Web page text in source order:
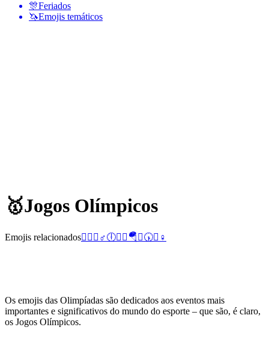
🎊Feriados
🦄Emojis temáticos
🥇Jogos Olímpicos
Emojis relacionados🏋️‍♂️ 🎈 ♂️🕕🏊‍♀️ 🪂 🏐🕠🤸 ♀️
Os emojis das Olimpíadas são dedicados aos eventos mais
importantes e significativos do mundo do esporte – que são, é claro,
os Jogos Olímpicos.